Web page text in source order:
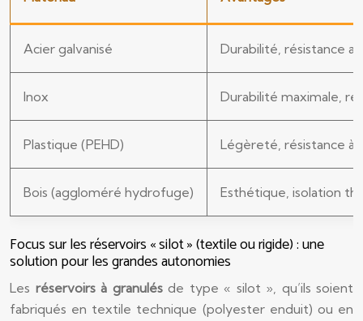
Acier galvanisé Durabilité, résistance
Inox Durabilité maximale,
Plastique (PEHD) Légèreté, résistance à
Bois (aggloméré hydrofuge) Esthétique, isolation
Focus sur les réservoirs « silot » (textile ou rigide) : une
solution pour les grandes autonomies
Les réservoirs à granulés de type « silot », qu’ils soient
fabriqués en textile technique (polyester enduit) ou en